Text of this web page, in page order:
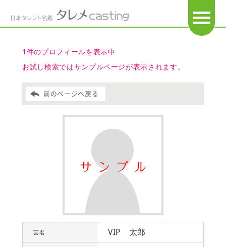
1件のプロフィールを表示中
お試し検索ではサンプルページが表示されます。
前のページへ戻る
芸名 VIP 太郎